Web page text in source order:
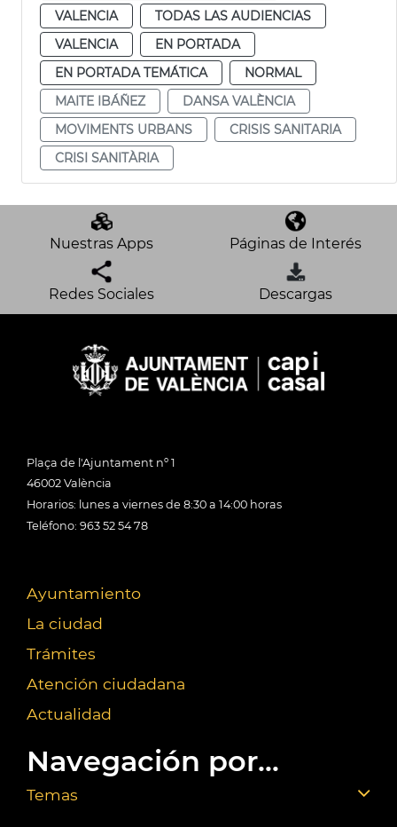
VALENCIA
TODAS LAS AUDIENCIAS
VALENCIA
EN PORTADA
EN PORTADA TEMÁTICA
NORMAL
MAITE IBÁÑEZ
DANSA VALÈNCIA
MOVIMENTS URBANS
CRISIS SANITARIA
CRISI SANITÀRIA
Nuestras Apps Páginas de Interés
Redes Sociales Descargas
Plaça de l'Ajuntament nº 1
46002 València
Horarios: lunes a viernes de 8:30 a 14:00 horas
Teléfono: 963 52 54 78
Ayuntamiento
La ciudad
Trámites
Atención ciudadana
Actualidad
Navegación por...
Temas